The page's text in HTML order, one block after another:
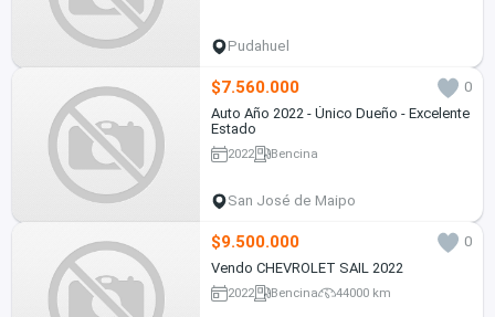
Pudahuel
$7.560.000
0
Auto Año 2022 - Único Dueño - Excelente
Estado
2022 Bencina
San José de Maipo
$9.500.000
0
Vendo CHEVROLET SAIL 2022
2022 Bencina 44000 km